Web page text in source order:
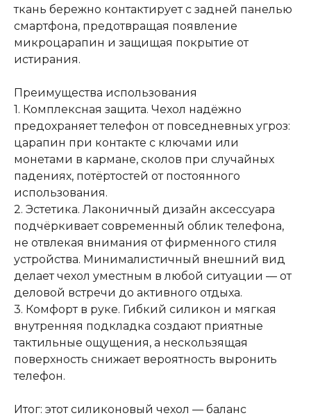
ткань бережно контактирует с задней панелью
смартфона, предотвращая появление
микроцарапин и защищая покрытие от
истирания.
Преимущества использования
1. Комплексная защита. Чехол надёжно
предохраняет телефон от повседневных угроз:
царапин при контакте с ключами или
монетами в кармане, сколов при случайных
падениях, потёртостей от постоянного
использования.
2. Эстетика. Лаконичный дизайн аксессуара
подчёркивает современный облик телефона,
не отвлекая внимания от фирменного стиля
устройства. Минималистичный внешний вид
делает чехол уместным в любой ситуации — от
деловой встречи до активного отдыха.
3. Комфорт в руке. Гибкий силикон и мягкая
внутренняя подкладка создают приятные
тактильные ощущения, а нескользящая
поверхность снижает вероятность выронить
телефон.
Итог: этот силиконовый чехол — баланс